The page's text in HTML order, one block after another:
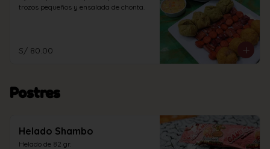
trozos pequeños y ensalada de chonta.
S/ 80.00
Postres
Helado Shambo
Helado de 82 gr.